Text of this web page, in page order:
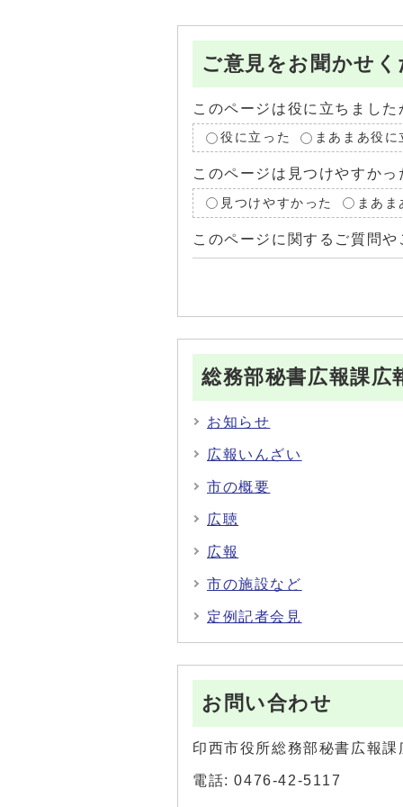
ご意見をお聞かせ
このページは役に立ちました
役に立った まあまあ役に
このページは見つけやすかっ
見つけやすかった まあ
このページに関するご質問
総務部秘書広報課広
お知らせ
広報いんざい
市の概要
広聴
広報
市の施設など
定例記者会見
お問い合わせ
印西市役所総務部秘書広報課
電話: 0476-42-5117